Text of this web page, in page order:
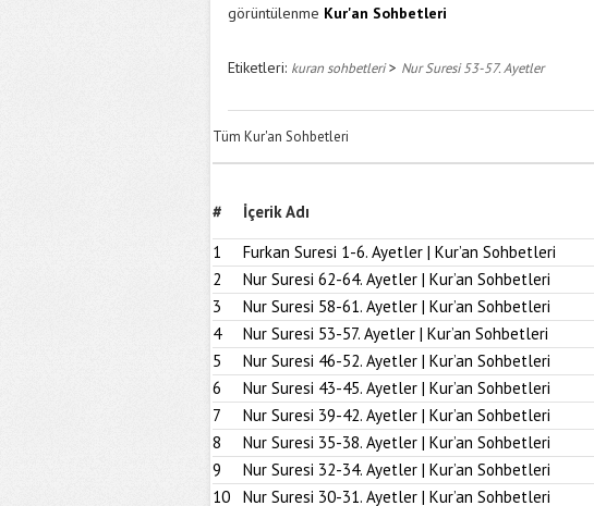
görüntülenme Kur'an Sohbetleri
Etiketleri: kuran sohbetleri> Nur Suresi 53-57. Ayetler
Tüm Kur'an Sohbetleri
# İçerik Adı
1
Furkan Suresi 1-6. Ayetler | Kur’an Sohbetleri
2
Nur Suresi 62-64. Ayetler | Kur’an Sohbetleri
3
Nur Suresi 58-61. Ayetler | Kur’an Sohbetleri
4
Nur Suresi 53-57. Ayetler | Kur’an Sohbetleri
5
Nur Suresi 46-52. Ayetler | Kur’an Sohbetleri
6
Nur Suresi 43-45. Ayetler | Kur’an Sohbetleri
7
Nur Suresi 39-42. Ayetler | Kur’an Sohbetleri
8
Nur Suresi 35-38. Ayetler | Kur’an Sohbetleri
9
Nur Suresi 32-34. Ayetler | Kur’an Sohbetleri
10
Nur Suresi 30-31. Ayetler | Kur’an Sohbetleri